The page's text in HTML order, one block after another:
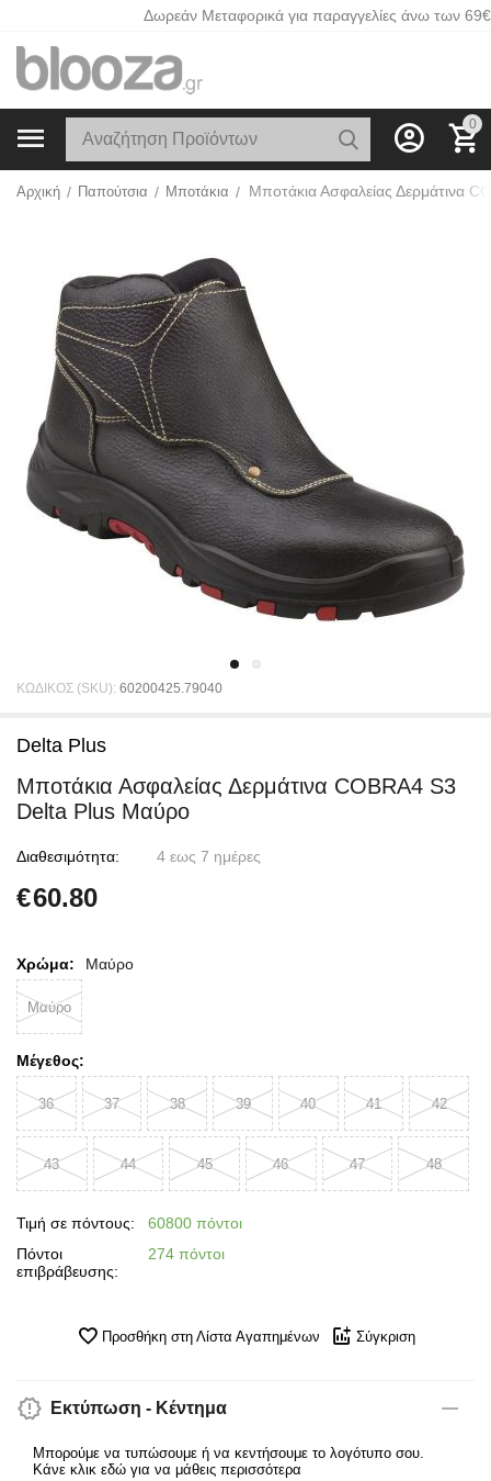
Δωρεάν Μεταφορικά για παραγγελίες άνω των 69€
0
Αρχική / Παπούτσια / Μποτάκια /
ΚΩΔΙΚΟΣ (SKU): 60200425.79040
Delta Plus
Μποτάκια Ασφαλείας Δερμάτινα COBRA4 S3
Delta Plus Μαύρο
Διαθεσιμότητα: 4 εως 7 ημέρες
€60.80
Χρώμα: Μαύρο
Μαύρο
Μέγεθος:
36 37 38 39 40 41 42
43 44 45 46 47 48
Τιμή σε πόντους:
60800 πόντοι
Πόντοι
επιβράβευσης:
274 πόντοι
Προσθήκη στη Λίστα Αγαπημένων Σύγκριση
Εκτύπωση - Κέντημα
Μπορούμε να τυπώσουμε ή να κεντήσουμε το λογότυπο σου.
Κάνε κλικ εδώ για να μάθεις περισσότερα